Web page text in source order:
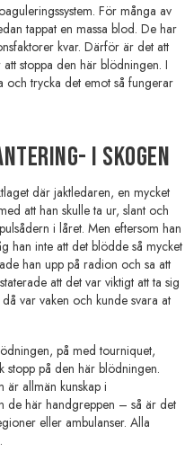
För många av
tappat en massa blod. De har
kvar. Därför är det att
stoppa den här blödningen. I
och trycka det emot så fungerar
i skogen
där jaktledaren, en mycket
att han skulle ta ur, slant och
i låret. Men eftersom han
han inte att det blödde så mycket
han upp på radion och sa att
att det var viktigt att ta sig
var vaken och kunde svara at
på med tourniquet,
på den här blödningen.
är allmän kunskap i
de här handgreppen – så är det
eller ambulanser. Alla